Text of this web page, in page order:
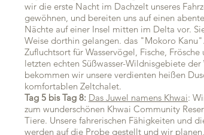
wir die erste Nacht im Dachzelt unseres
gewöhnen, und bereiten uns auf einen
Nächte auf einer Insel mitten im Delta vor.
Weise dorthin gelangen. das "Mokoro
Zufluchtsort für Wasservögel, Fische,
letzten echten Süßwasser-Wildnisgebiete
bekommen wir unsere verdienten heißen
komfortablen Zeltchalet.
Tag 5 bis Tag 8: Das Juwel namens Khwai:
zum wunderschönen Khwai Community
Tiere. Unsere fahrerischen Fähigkeiten und
werden auf die Probe gestellt und wir